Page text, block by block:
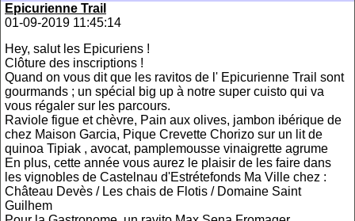
Epicurienne Trail
01-09-2019 11:45:14
Hey, salut les Epicuriens !
Clôture des inscriptions !
Quand on vous dit que les ravitos de l' Epicurienne Trail sont
gourmands ; un spécial big up à notre super cuisto qui va
vous régaler sur les parcours.
Raviole figue et chèvre, Pain aux olives, jambon ibérique de
chez Maison Garcia, Pique Crevette Chorizo sur un lit de
quinoa Tipiak , avocat, pamplemousse vinaigrette agrume
En plus, cette année vous aurez le plaisir de les faire dans
les vignobles de Castelnau d'Estrétefonds Ma Ville chez :
Château Devès / Les chais de Flotis / Domaine Saint
Guilhem